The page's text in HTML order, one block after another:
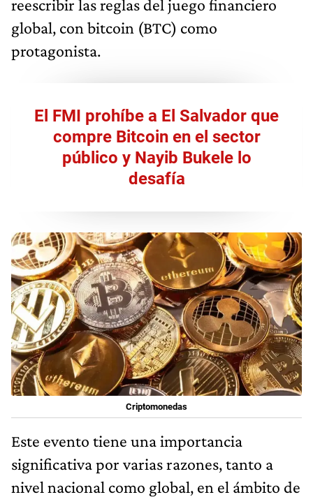
reescribir las reglas del juego financiero
global, con bitcoin (BTC) como
protagonista.
El FMI prohíbe a El Salvador que
compre Bitcoin en el sector
público y Nayib Bukele lo
desafía
Criptomonedas
Este evento tiene una importancia
significativa por varias razones, tanto a
nivel nacional como global, en el ámbito de